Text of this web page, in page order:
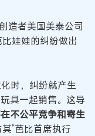
造者美国美泰公司
娃娃的纠纷做出
时，纠纷就产生
具一起销售。这导
不公平竞争和寄生
“芭比首席执行